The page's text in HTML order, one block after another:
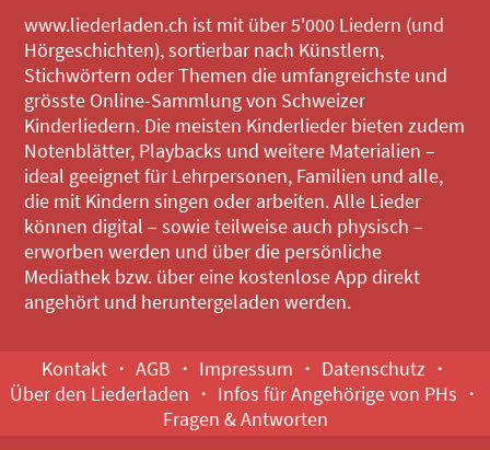
www.liederladen.ch ist mit über 5'000 Liedern (und
Hörgeschichten), sortierbar nach Künstlern,
Stichwörtern oder Themen die umfangreichste und
grösste Online-Sammlung von Schweizer
Kinderliedern. Die meisten Kinderlieder bieten zudem
Notenblätter, Playbacks und weitere Materialien –
ideal geeignet für Lehrpersonen, Familien und alle,
die mit Kindern singen oder arbeiten. Alle Lieder
können digital – sowie teilweise auch physisch –
erworben werden und über die persönliche
Mediathek bzw. über eine kostenlose App direkt
angehört und heruntergeladen werden.
Kontakt AGB Impressum
Datenschutz
Über den Liederladen
Infos für Angehörige von PHs
Fragen & Antworten